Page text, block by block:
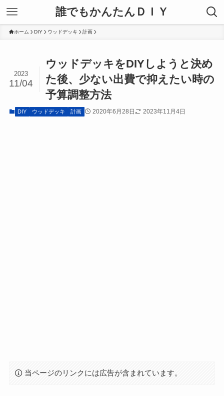
誰でもかんたんＤＩＹ
ホーム DIY ウッドデッキ 計画
ウッドデッキをDIYしようと決め
た後、少ない出費で抑えたい時の
予算調整方法
2023
11/04
DIY ウッドデッキ 計画 2020年6月28日 2023年11月4日
当ページのリンクには広告が含まれています。